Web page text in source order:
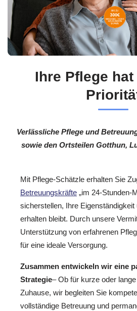
Ihre Pflege
Verlässliche Pflege und
sowie den Ortsteilen Gotthun,
Mit Pflege-Schätzle erhalten Sie
Betreuungskräfte „im 24-Stunden-
sicherstellen, Ihre Eigenständigkeit
erhalten bleibt. Durch unsere
Unterstützung von erfahrenen
für eine ideale Versorgung.
Zusammen entwickeln wir eine
Strategie– Ob für kurze oder
Zuhause, wir begleiten Sie
vollständige Betreuung und